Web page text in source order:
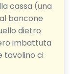
cassa (una
bancone
dietro
imbattuta
tavolino ci